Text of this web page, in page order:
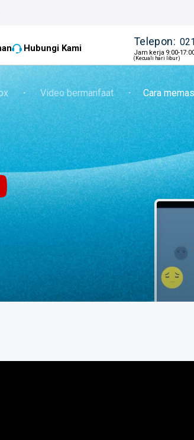
Hubungi Kami
Telepon:
Jam kerja 9:00-
(Kecuali hari libur)
・ Video bermanfaat ・ Cara